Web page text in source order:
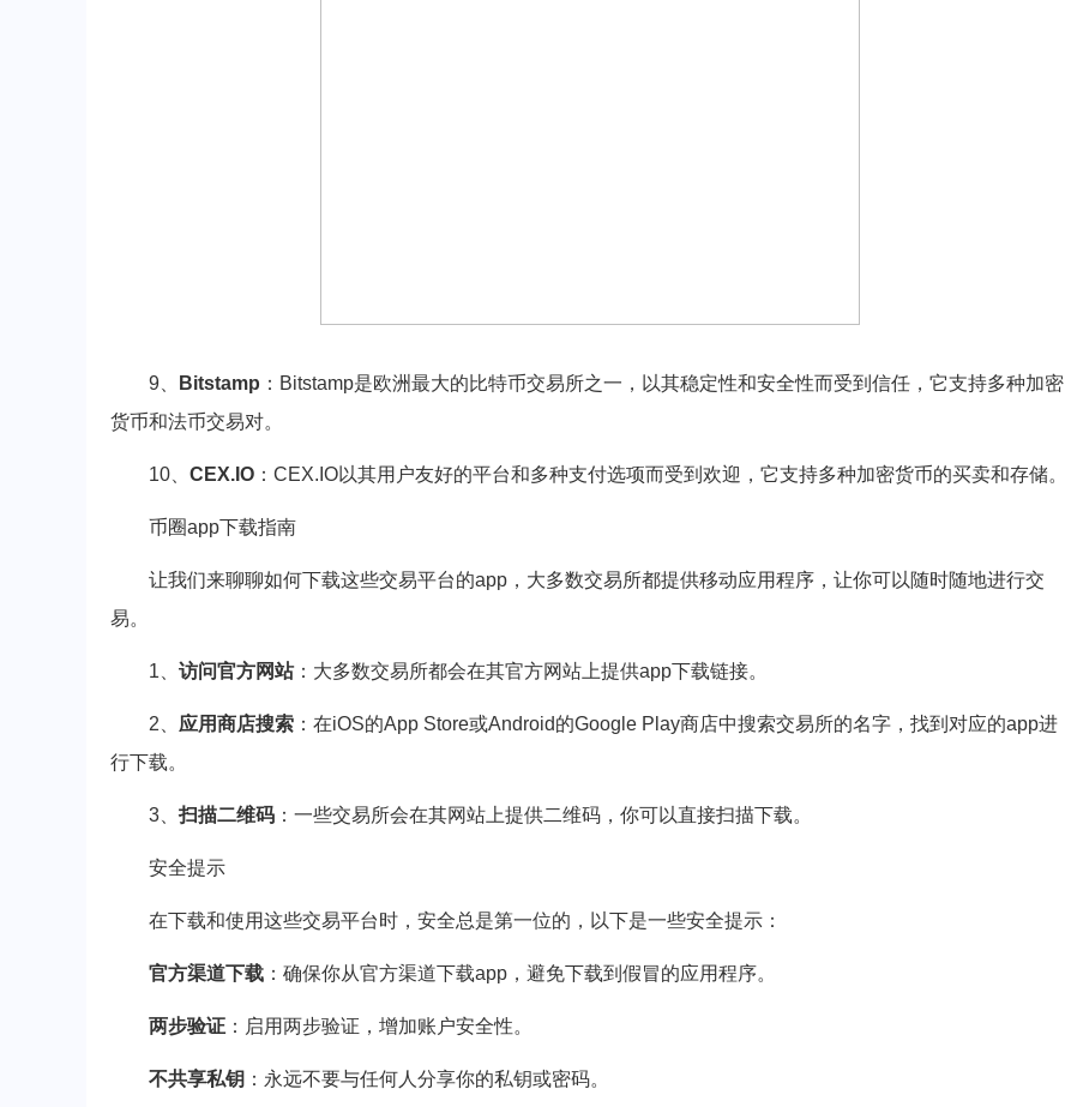
9、 Bitstamp ：Bitstamp是欧洲最大的比特币交易所之一，以其稳定性和安全性而受到信任，它支持多种加密
货币和法币交易对。
10、 CEX.IO ：CEX.IO以其用户友好的平台和多种支付选项而受到欢迎，它支持多种加密货币的买卖和存储。
币圈app下载指南
让我们来聊聊如何下载这些交易平台的app，大多数交易所都提供移动应用程序，让你可以随时随地进行交
易。
1、 访问官方网站：大多数交易所都会在其官方网站上提供app下载链接。
2、 应用商店搜索 ：在iOS的App Store或Android的Google Play商店中搜索交易所的名字，找到对应的app进
行下载。
3、扫描二维码 ：一些交易所会在其网站上提供二维码，你可以直接扫描下载。
安全提示
在下载和使用这些交易平台时，安全总是第一位的，以下是一些安全提示：
官方渠道下载 ：确保你从官方渠道下载app，避免下载到假冒的应用程序。
两步验证 ：启用两步验证，增加账户安全性。
不共享私钥 ：永远不要与任何人分享你的私钥或密码。